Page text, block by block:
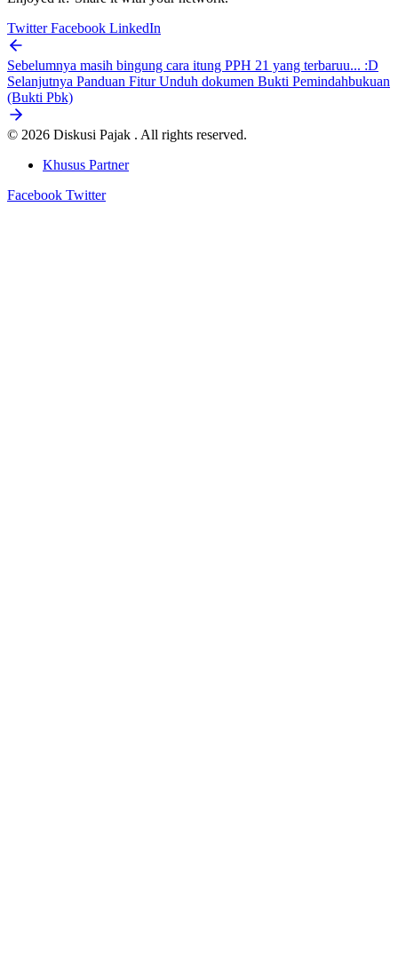
TwitterFacebook LinkedIn
Sebelumnya masih bingung cara itung PPH 21 yang terbaruu... :D
Selanjutnya Panduan Fitur Unduh dokumen Bukti Pemindahbukuan
(Bukti Pbk)
© 2026 Diskusi Pajak . All rights reserved.
Khusus Partner
Facebook Twitter